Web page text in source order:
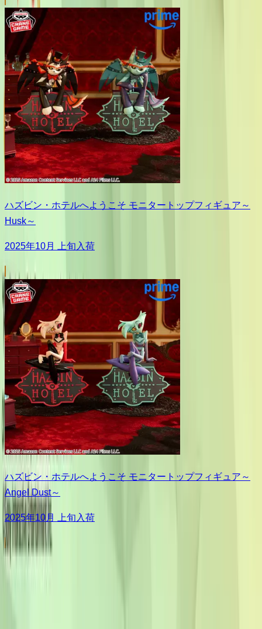
ハズビン・ホテルへようこそ モニタートップフィギュア～
Husk～
2025年10月 上旬入荷
ハズビン・ホテルへようこそ モニタートップフィギュア～
Angel Dust～
2025年10月 上旬入荷